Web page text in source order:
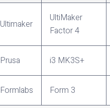
Ultimaker
UltiMaker
Factor 4
Prusa i3 MK3S+
Formlabs Form 3